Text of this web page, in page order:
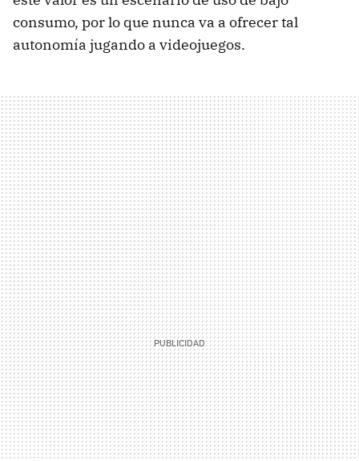
consumo, por lo que nunca va a ofrecer tal
autonomía jugando a videojuegos.